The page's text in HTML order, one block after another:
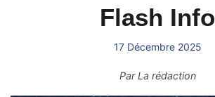
Flash Info
17 Décembre 2025
ParLa rédaction